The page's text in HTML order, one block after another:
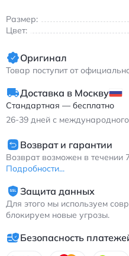
сине-черные высокие с
подошвой
Размер:
Цвет:
Оригинал
Товар поступит от
Доставка в Москву
Стандартная — бесплатно
26-39 дней с
Возврат и гарантии
Возврат возможен в течении
Подробности...
Защита данных
Для этого мы используем
блокируем новые угрозы.
Безопасность